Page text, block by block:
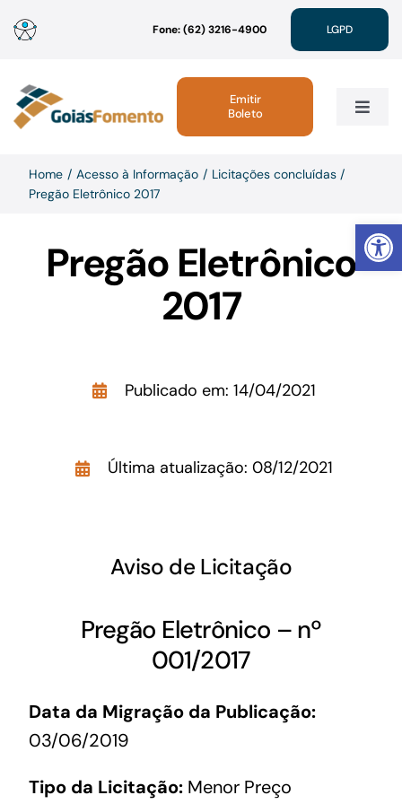
Abrir
para
conteúdo
Fone: (62) 3216-4900 LGPD
Toggle
Institucional
Atendimento
Emitir
Boleto
Home Acesso à Informação
Licitações concluídas
Pregão Eletrônico 2017
Pregão Eletrônico
2017
Publicado em: 14/04/2021
Última atualização: 08/12/2021
Aviso de Licitação
Pregão Eletrônico – nº
001/2017
Data da Migração da Publicação:
03/06/2019
Tipo da Licitação:Menor Preço